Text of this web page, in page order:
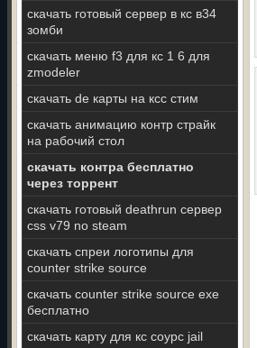
скачать готовый сервер в кс в34
зомби
скачать меню f3 для кс 1 6 для
zmodeler
скачать de карты на ксс стим
скачать анимацию контр страйк
на рабочий стол
скачать контра бесплатно
через торрент
скачать готовый deathrun сервер
css v79 no steam
скачать спреи логотипы для
counter strike source
скачать counter strike source exe
бесплатно
скачать карту для кс соурс jail